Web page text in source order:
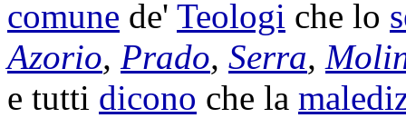
comune de' Teologi che lo
Azorio, Prado, Serra,
e tutti dicono che la